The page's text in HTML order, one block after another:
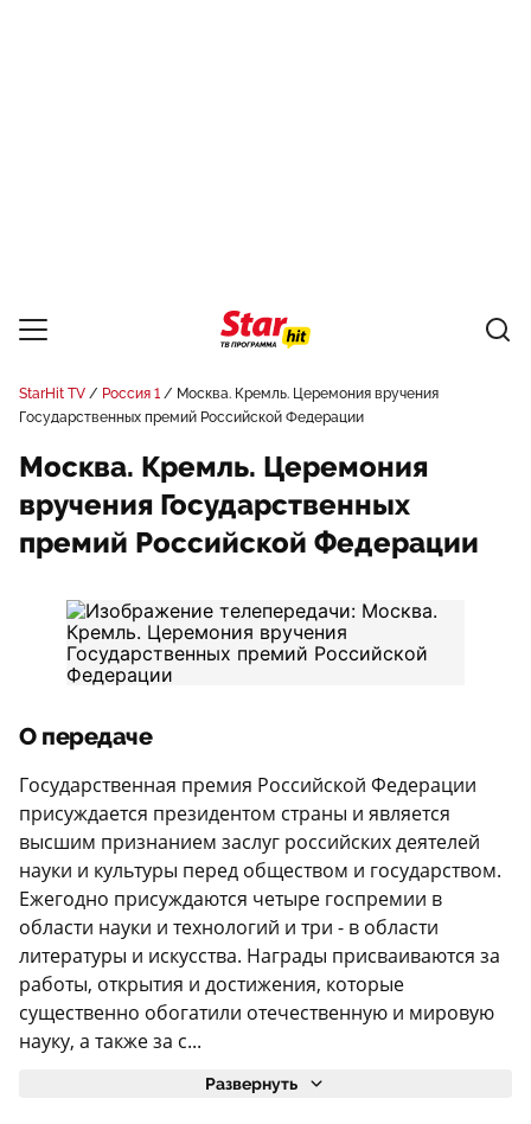
StarHit TV Россия 1
Москва. Кремль. Церемония вручения
Государственных премий Российской Федерации
Москва. Кремль. Церемония
вручения Государственных
премий Российской Федерации
О передаче
Государственная премия Российской Федерации
присуждается президентом страны и является
высшим признанием заслуг российских деятелей
науки и культуры перед обществом и государством.
Ежегодно присуждаются четыре госпремии в
области науки и технологий и три - в области
литературы и искусства. Награды присваиваются за
работы, открытия и достижения, которые
существенно обогатили отечественную и мировую
науку, а также за с...
Развернуть